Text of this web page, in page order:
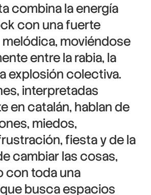
combina la energía
con una fuerte
moviéndose
entre la rabia, la
explosión colectiva.
interpretadas
en catalán, hablan de
miedos,
fiesta y de la
cambiar las cosas,
toda una
busca espacios